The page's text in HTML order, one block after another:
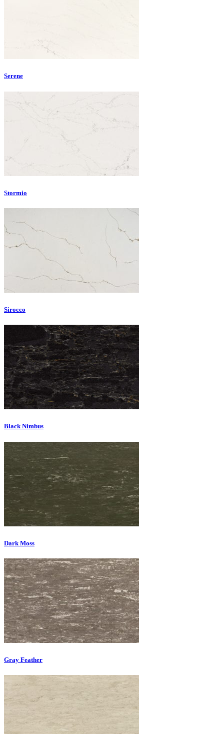
Serene
Stormio
Sirocco
Black Nimbus
Dark Moss
Gray Feather